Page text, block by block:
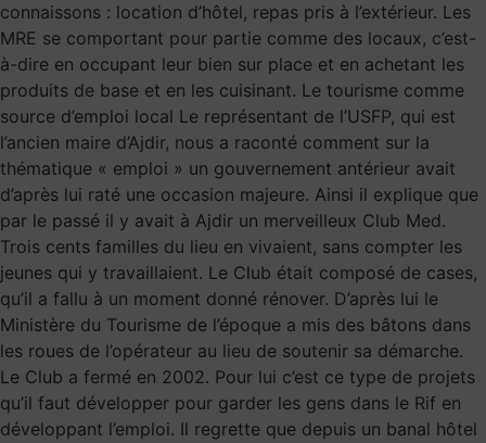
connaissons : location d’hôtel, repas pris à l’extérieur. Les
MRE se comportant pour partie comme des locaux, c’est-
à-dire en occupant leur bien sur place et en achetant les
produits de base et en les cuisinant. Le tourisme comme
source d’emploi local Le représentant de l’USFP, qui est
l’ancien maire d’Ajdir, nous a raconté comment sur la
thématique « emploi » un gouvernement antérieur avait
d’après lui raté une occasion majeure. Ainsi il explique que
par le passé il y avait à Ajdir un merveilleux Club Med.
Trois cents familles du lieu en vivaient, sans compter les
jeunes qui y travaillaient. Le Club était composé de cases,
qu’il a fallu à un moment donné rénover. D’après lui le
Ministère du Tourisme de l’époque a mis des bâtons dans
les roues de l’opérateur au lieu de soutenir sa démarche.
Le Club a fermé en 2002. Pour lui c’est ce type de projets
qu’il faut développer pour garder les gens dans le Rif en
développant l’emploi. Il regrette que depuis un banal hôtel